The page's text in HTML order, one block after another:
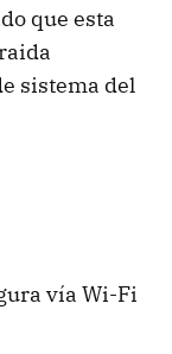
que esta
sistema del
vía Wi-Fi